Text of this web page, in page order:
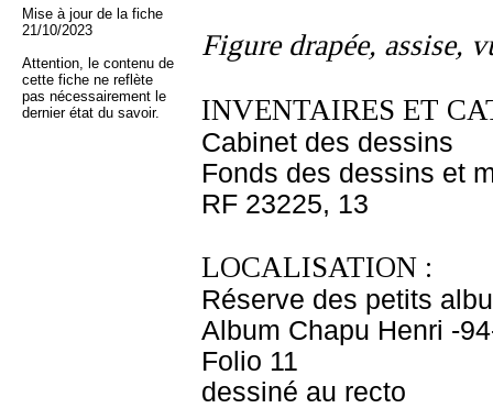
Mise à jour de la fiche
21/10/2023
Attention, le contenu de
cette fiche ne reflète
pas nécessairement le
dernier état du savoir.
Figure drapée, assise,
INVENTAIRES ET
Cabinet des dessins
Fonds des dessins et
RF 23225, 13
LOCALISATION :
Réserve des petits
Album Chapu Henri -
Folio 11
dessiné au recto